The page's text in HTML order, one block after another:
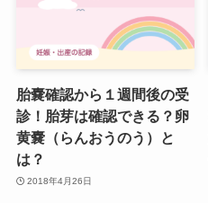
胎嚢確認から１週間後の受
診！胎芽は確認できる？卵
黄嚢（らんおうのう）と
は？
2018年4月26日